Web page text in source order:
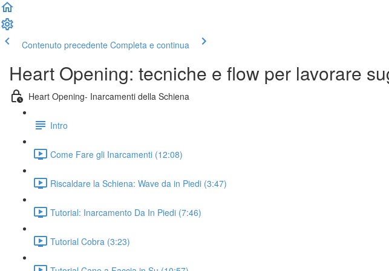
Contenuto precedente Completa e continua
Heart Opening: tecniche e flow per lavorare
Heart Opening- Inarcamenti della Schiena
Intro
Come Fare gli Inarcamenti (12:08)
Riscaldare la Schiena: Wave da in Piedi (3:47)
Tutorial: Inarcamento Da In Piedi (7:46)
Tutorial Cobra (3:23)